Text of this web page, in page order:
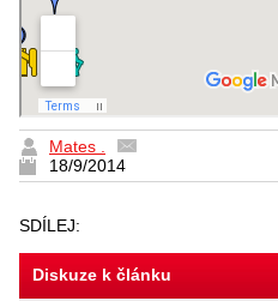
Mates .
18/9/2014
SDÍLEJ:
Diskuze k článku